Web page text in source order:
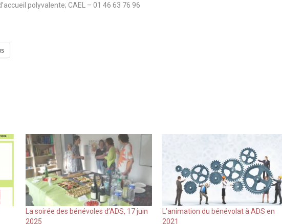
polyvalente; CAEL – 01 46 63 76 96
La soirée des bénévoles d’ADS, 17 juin
2025
L’animation du bénévolat à ADS en
2021